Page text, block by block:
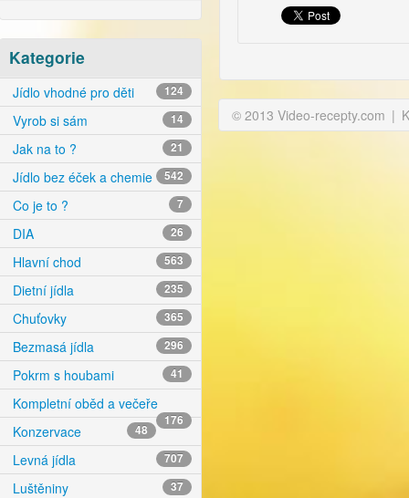
Kategorie
Jídlo vhodné pro děti 124
Vyrob si sám 14
Jak na to ? 21
Jídlo bez éček a chemie 542
Co je to ? 7
DIA 26
Hlavní chod 563
Dietní jídla 235
Chuťovky 365
Bezmasá jídla 296
Pokrm s houbami 41
Kompletní oběd a večeře
176
Konzervace 48
Levná jídla 707
Luštěniny 37
© 2013 Video-recepty.com |